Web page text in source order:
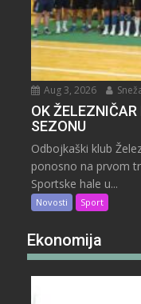
Aug 3, 2026
OK
SEZONU
Odbojkaški klub
ponosno na prvom
Sportske hale u...
Novosti Sport
Ekonomija